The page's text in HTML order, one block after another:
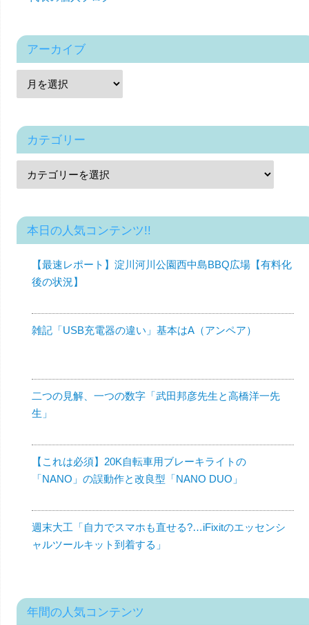
アーカイブ
カテゴリー
本日の人気コンテンツ!!
【最速レポート】淀川河川公園西中島BBQ広場【有料化
後の状況】
雑記「USB充電器の違い」基本はA（アンペア）
二つの見解、一つの数字「武田邦彦先生と高橋洋一先
生」
【これは必須】20K自転車用ブレーキライトの
「NANO」の誤動作と改良型「NANO DUO」
週末大工「自力でスマホも直せる?…iFixitのエッセンシ
ャルツールキット到着する」
年間の人気コンテンツ